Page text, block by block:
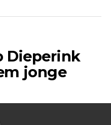
Dieperink
jonge